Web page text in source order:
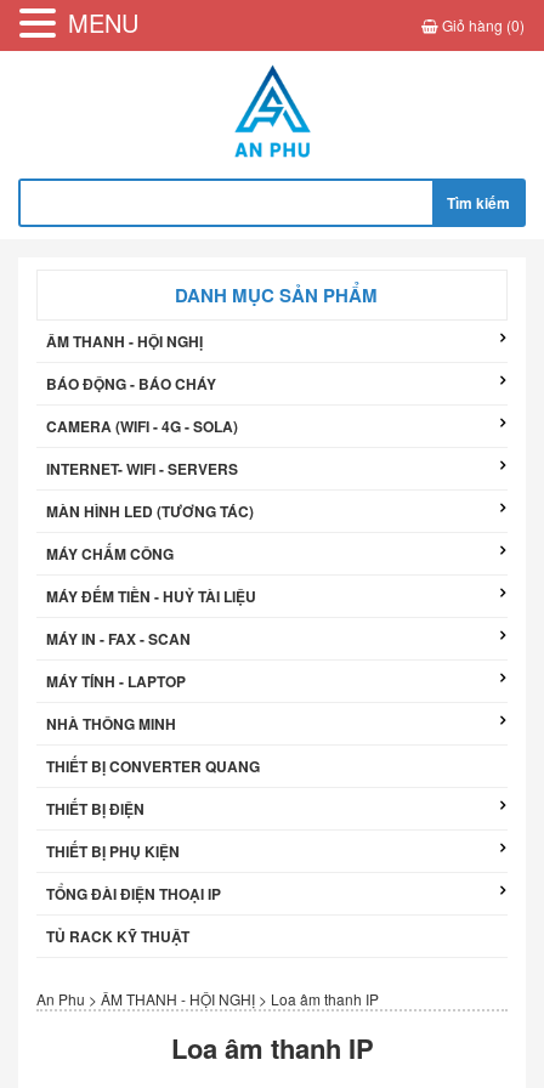
MENU Giỏ hàng (0)
DANH MỤC SẢN PHẨM
ÂM THANH - HỘI NGHỊ
BÁO ĐỘNG - BÁO CHÁY
CAMERA (WIFI - 4G - SOLA)
INTERNET- WIFI - SERVERS
MÀN HÌNH LED (TƯƠNG TÁC)
MÁY CHẤM CÔNG
MÁY ĐẾM TIỀN - HUỶ TÀI LIỆU
MÁY IN - FAX - SCAN
MÁY TÍNH - LAPTOP
NHÀ THÔNG MINH
THIẾT BỊ CONVERTER QUANG
THIẾT BỊ ĐIỆN
THIẾT BỊ PHỤ KIỆN
TỔNG ĐÀI ĐIỆN THOẠI IP
TỦ RACK KỸ THUẬT
An Phu > ÂM THANH - HỘI NGHỊ > Loa âm thanh IP
Loa âm thanh IP